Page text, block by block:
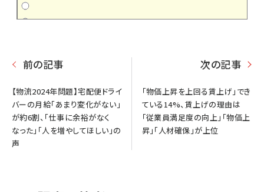
前の記事
【物流2024年問題】宅配便ドライ
バーの月給「あまり変化がない」
が約6割、「仕事に余裕がなく
なった」「人を増やしてほしい」の
声
次の記事
「物価上昇を上回る賃上げ」でき
ている14%、賃上げの理由は
「従業員満足度の向上」「物価上
昇」「人材確保」が上位